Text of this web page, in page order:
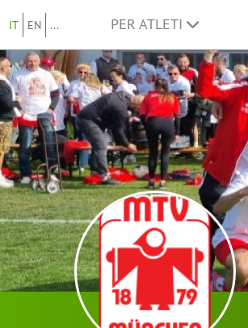
IT EN ... PER ATLETI